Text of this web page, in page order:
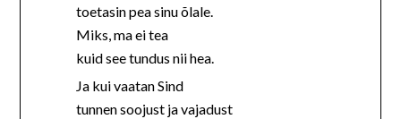
toetasin pea sinu õlale.
Miks, ma ei tea
kuid see tundus nii hea.
Ja kui vaatan Sind
tunnen soojust ja vajadust